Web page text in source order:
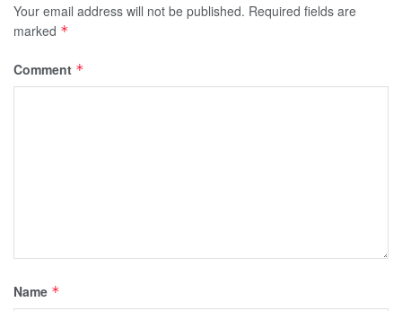
Your email address will not be published. Required fields are
marked *
Comment *
Name *